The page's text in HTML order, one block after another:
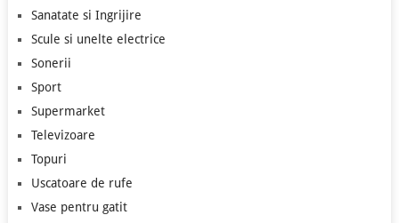
Sanatate si Ingrijire
Scule si unelte electrice
Sonerii
Sport
Supermarket
Televizoare
Topuri
Uscatoare de rufe
Vase pentru gatit